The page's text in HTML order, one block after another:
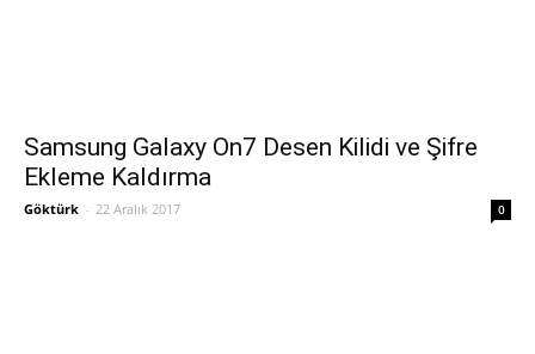
Samsung Galaxy On7 Desen Kilidi ve Şifre
Ekleme Kaldırma
Göktürk - 22 Aralık 2017 0